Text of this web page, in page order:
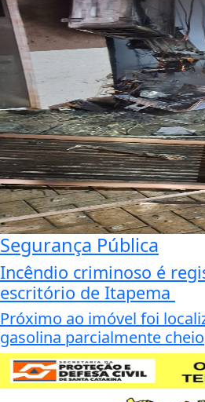
Segurança Pública
Incêndio criminoso é
escritório de Itapema
Próximo ao imóvel foi
gasolina parcialmente cheio